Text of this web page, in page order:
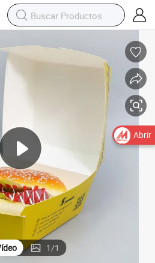
papel para pollo frito,
rápida personalizada con logo
1/1
Abrir